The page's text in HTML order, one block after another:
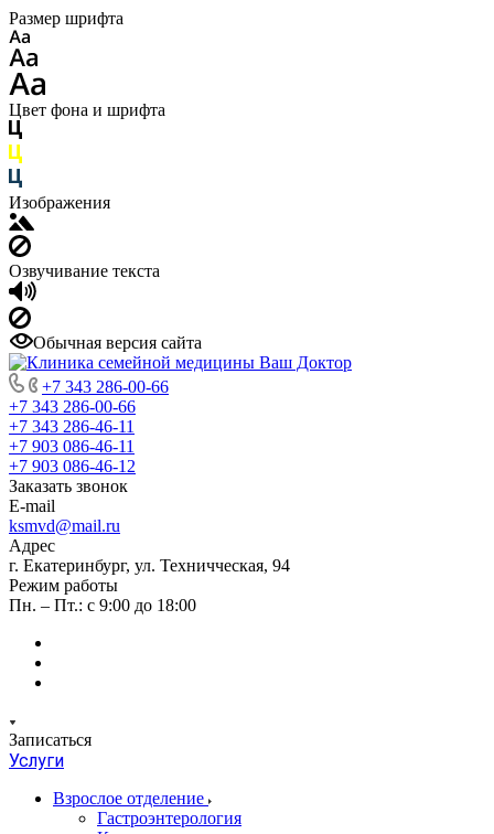
Размер шрифта
Цвет фона и шрифта
Изображения
Озвучивание текста
Обычная версия сайта
+7 343 286-00-66
+7 343 286-00-66
+7 343 286-46-11
+7 903 086-46-11
+7 903 086-46-12
Заказать звонок
E-mail
ksmvd@mail.ru
Адрес
г. Екатеринбург, ул. Техничческая, 94
Режим работы
Пн. – Пт.: с 9:00 до 18:00
Записаться
Услуги
Взрослое отделение
Гастроэнтерология